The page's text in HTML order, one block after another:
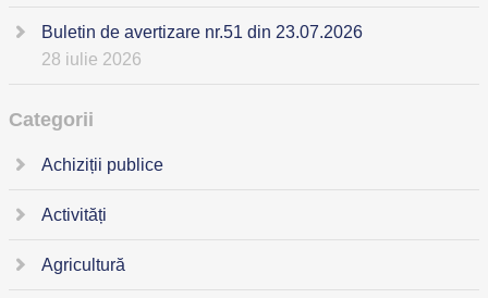
Buletin de avertizare nr.51 din 23.07.2026
28 iulie 2026
Categorii
Achiziții publice
Activități
Agricultură